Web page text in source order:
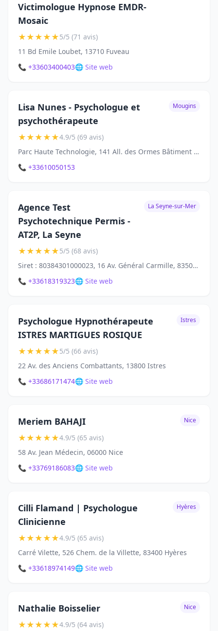
Victimologue Hypnose EMDR-
Mosaic
★★★★★5/5 (71 avis)
11 Bd Emile Loubet, 13710 Fuveau
📞 +33603400403🌐 Site web
Lisa Nunes - Psychologue et
psychothérapeute
Mougins
★★★★★4.9/5 (69 avis)
Parc Haute Technologie, 141 All. des Ormes Bâtiment 12, 06250 Mougins
📞 +33610050153
Agence Test
Psychotechnique Permis -
AT2P, La Seyne
La Seyne-sur-Mer
★★★★★5/5 (68 avis)
Siret : 80384301000023, 16 Av. Général Carmille, 83500 La Seyne-sur-Mer
📞 +33618319323🌐 Site web
Psychologue Hypnothérapeute
ISTRES MARTIGUES ROSIQUE
Istres
★★★★★5/5 (66 avis)
22 Av. des Anciens Combattants, 13800 Istres
📞 +33686171474🌐 Site web
Meriem BAHAJI Nice
★★★★★4.9/5 (65 avis)
58 Av. Jean Médecin, 06000 Nice
📞 +33769186083🌐 Site web
Cilli Flamand | Psychologue
Clinicienne
Hyères
★★★★★4.9/5 (65 avis)
Carré Vilette, 526 Chem. de la Villette, 83400 Hyères
📞 +33618974149🌐 Site web
Nathalie Boisselier Nice
★★★★★4.9/5 (64 avis)